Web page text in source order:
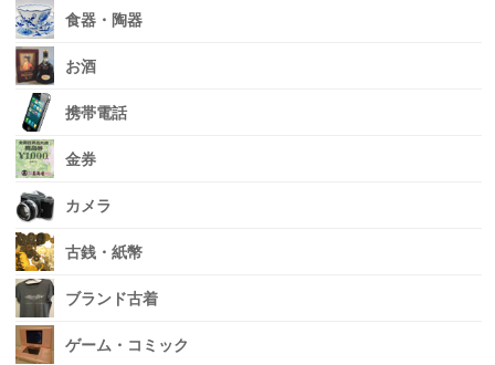
食器・陶器
お酒
携帯電話
金券
カメラ
古銭・紙幣
ブランド古着
ゲーム・コミック